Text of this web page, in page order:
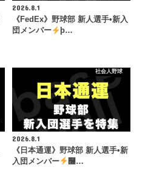
2026.8.1
《FedEx》野球部 新人選手•新入
団メンバー
þ…
社会人野球
2026.8.1
《日本通運》野球部 新人選手•新
入団メンバー
࿠…